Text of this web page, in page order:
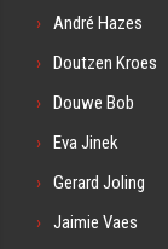
André Hazes
Doutzen Kroes
Douwe Bob
Eva Jinek
Gerard Joling
Jaimie Vaes